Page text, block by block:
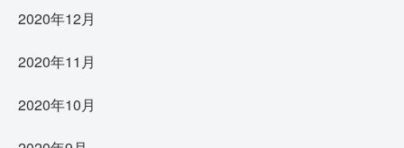
2020年12月
2020年11月
2020年10月